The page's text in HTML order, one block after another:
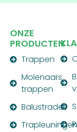
ONZE
PRODUCTEN
Trappen
Molenaars
trappen
Balustrades
Trapleuningen